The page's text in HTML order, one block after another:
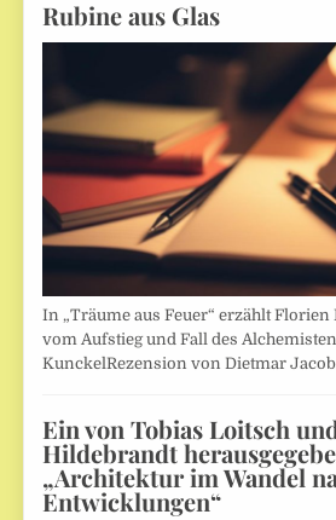
Rubine aus Glas
In „Träume aus Feuer“ erzählt
vom Aufstieg und Fall des
KunckelRezension von Dietmar
Ein von Tobias Loitsch
Hildebrandt
„Architektur im Wandel
Entwicklungen“